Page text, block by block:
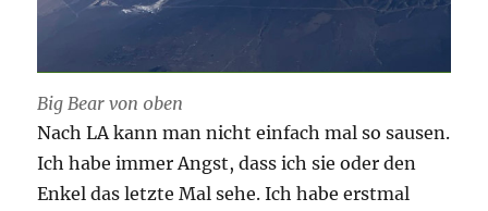
Big Bear von 0ben
Nach LA kann man nicht einfach mal so sausen.
Ich habe immer Angst, dass ich sie oder den
Enkel das letzte Mal sehe. Ich habe erstmal